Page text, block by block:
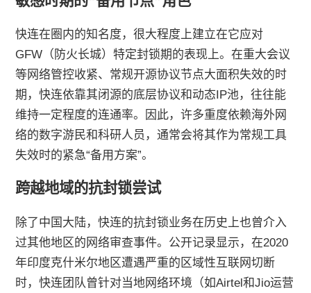
快连在圈内的知名度，很大程度上建立在它应对
GFW（防火长城）特定封锁期的表现上。在重大会议
等网络管控收紧、常规开源协议节点大面积失效的时
期，快连依靠其闭源的底层协议和动态IP池，往往能
维持一定程度的连通率。因此，许多重度依赖海外网
络的数字游民和科研人员，通常会将其作为常规工具
失效时的紧急“备用方案”。
跨越地域的抗封锁尝试
除了中国大陆，快连的抗封锁业务在历史上也曾介入
过其他地区的网络审查事件。公开记录显示，在2020
年印度克什米尔地区遭遇严重的区域性互联网切断
时，快连团队曾针对当地网络环境（如Airtel和Jio运营